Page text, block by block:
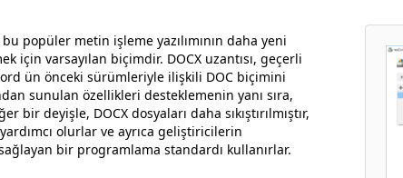
popüler metin işleme yazılımının daha yeni
için varsayılan biçimdir. DOCX uzantısı, geçerli
ün önceki sürümleriyle ilişkili DOC biçimini
sunulan özellikleri desteklemenin yanı sıra,
bir deyişle, DOCX dosyaları daha sıkıştırılmıştır,
olurlar ve ayrıca geliştiricilerin
bir programlama standardı kullanırlar.